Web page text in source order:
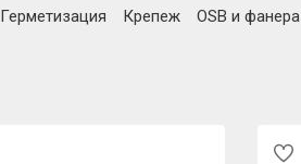
Герметизация Крепеж OSB и фанера